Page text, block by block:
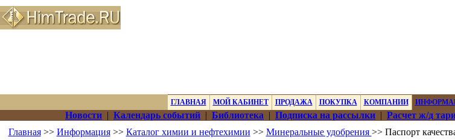
ГЛАВНАЯ МОЙ КАБИНЕТ ПРОДАЖА ПОКУПКА КОМПАНИИ
Новости | Календарь событий | Библиотека | Подписка на рассылки | Расчет ж/д
Главная>> Информация>> Каталог химии и нефтехимии >> Минеральные удобрения >> Паспорт